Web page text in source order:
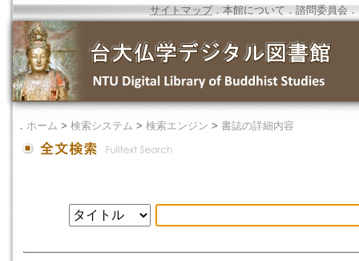
サイトマップ．本館について ． 諮問委員会 ．
． ホーム > 検索システム > 検索エンジン > 書誌の詳細内容